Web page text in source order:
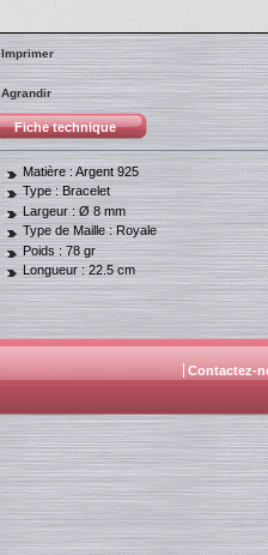
Imprimer
Agrandir
Fiche technique
Matière : Argent 925
Type : Bracelet
Largeur :Ø 8 mm
Type de Maille :Royale
Poids : 78 gr
Longueur :22.5 cm
Contactez-